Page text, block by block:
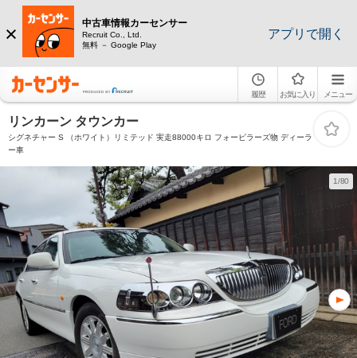
中古車情報カーセンサー
Recruit Co., Ltd.
無料 － Google Play
アプリで開く
履歴 お気に入り メニュー
リンカーン タウンカー
シグネチャー S （ホワイト）リミテッド 実走88000キロ フォーピラーズ物 ディーラ
ー車
1/80